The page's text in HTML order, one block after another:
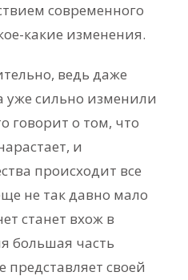
современного
какие изменения.
ведь даже
уже сильно изменили
говорит о том, что
и
происходит все
не так давно мало
станет вхож в
большая часть
представляет своей